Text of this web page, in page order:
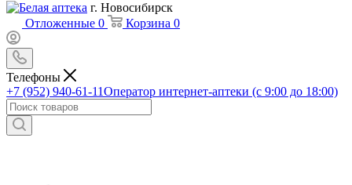
г. Новосибирск
Отложенные 0 Корзина 0
Телефоны
+7 (952) 940-61-11Оператор интернет-аптеки (с 9:00 до 18:00)